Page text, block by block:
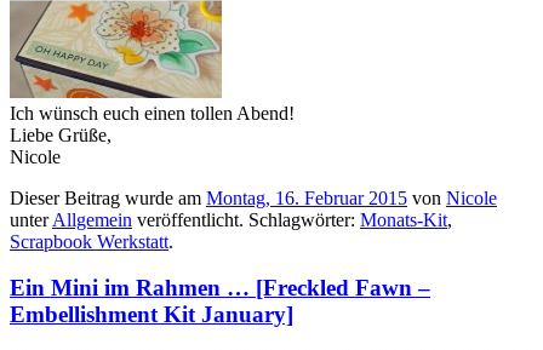
Ich wünsch euch einen tollen Abend!
Liebe Grüße,
Nicole
Dieser Beitrag wurde am Montag, 16. Februar 2015 von Nicole
unterAllgemein veröffentlicht. Schlagwörter: Monats-Kit,
Scrapbook Werkstatt.
Ein Mini im Rahmen … [Freckled Fawn –
Embellishment Kit January]